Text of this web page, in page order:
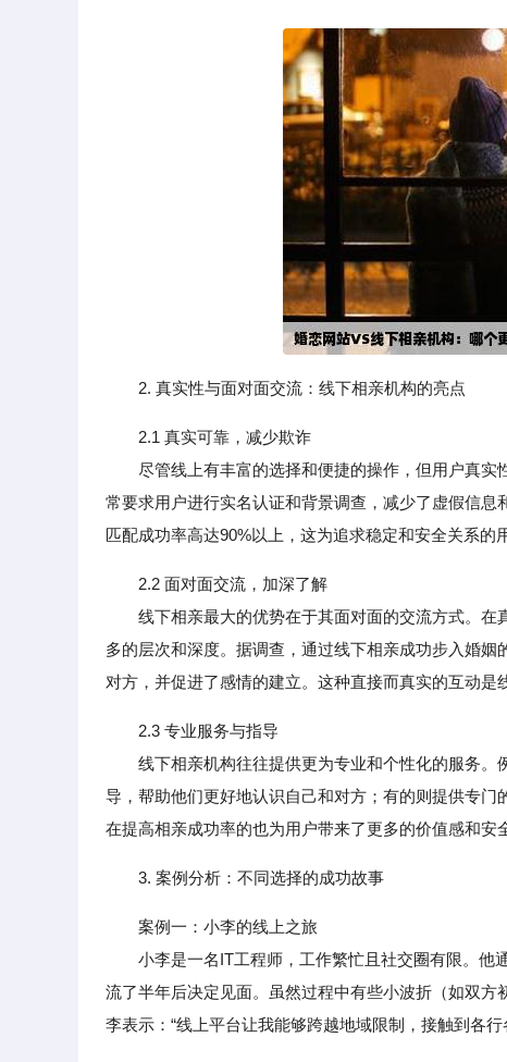
2. 真实性与面对面交流：线下相亲机构的亮点
2.1 真实可靠，减少欺诈
尽管线上有丰富的选择和便捷的操作，但用户真实
常要求用户进行实名认证和背景调查，减少了虚假信
匹配成功率高达90%以上，这为追求稳定和安全关系的
2.2 面对面交流，加深了解
线下相亲最大的优势在于其面对面的交流方式。在
多的层次和深度。据调查，通过线下相亲成功步入婚
对方，并促进了感情的建立。这种直接而真实的互动是
2.3 专业服务与指导
线下相亲机构往往提供更为专业和个性化的服务。
导，帮助他们更好地认识自己和对方；有的则提供专
在提高相亲成功率的也为用户带来了更多的价值感和安
3. 案例分析：不同选择的成功故事
案例一：小李的线上之旅
小李是一名IT工程师，工作繁忙且社交圈有限。他
流了半年后决定见面。虽然过程中有些小波折（如双
李表示：“线上平台让我能够跨越地域限制，接触到各行